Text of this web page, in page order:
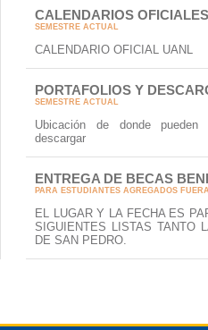
CALENDARIOS OFICIALES
SEMESTRE ACTUAL
CALENDARIO OFICIAL UANL
PORTAFOLIOS Y
SEMESTRE ACTUAL
Ubicación de donde
descargar
ENTREGA DE BECAS
PARA ESTUDIANTES AGREGADOS
EL LUGAR Y LA FECHA ES
SIGUIENTES LISTAS TANTO
DE SAN PEDRO.